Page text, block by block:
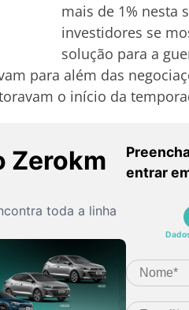
mais de 1% nesta
investidores se
solução para a
para além das
o início da